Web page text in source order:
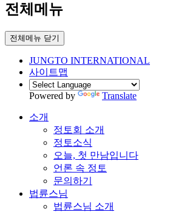
전체메뉴
전체메뉴 닫기
JUNGTO INTERNATIONAL
사이트맵
Powered by Translate
소개
정토회 소개
정토소식
오늘, 첫 만남입니다
언론 속 정토
문의하기
법륜스님
법륜스님 소개